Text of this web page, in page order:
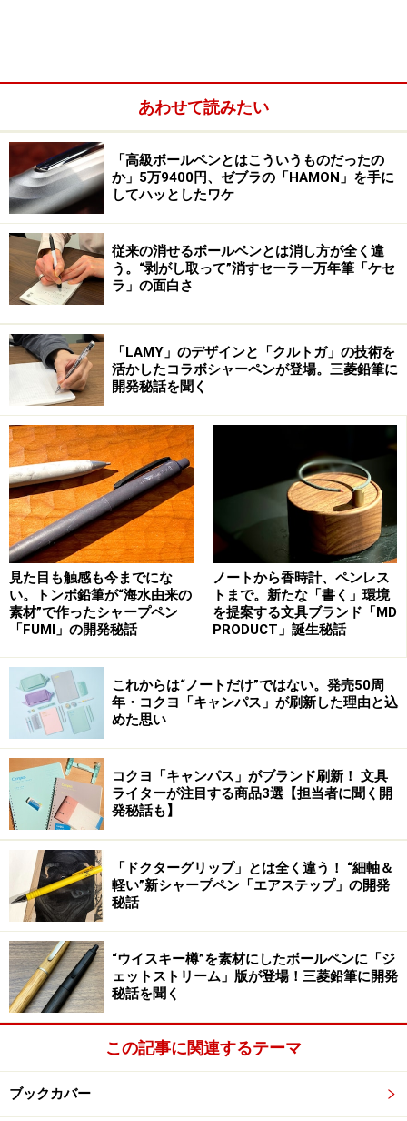
機器と云うより家具に近いからでしょう。機能は、どれ
もあまり変わりません。違うのは全体のデザインと、ケ
ーブルの処理方法、ケーブルが付属しているかどうか、
機器をどう置くように設計されているか、といったあた
りです。
台としての主張をしないデザインの魅力
る。
ライツの「コンプリートマルチチャージャー」が面白い
のは、台やトレイではなく、全面パネルを斜めにして、
そこにスマートフォンなどを置く仕様になっている事。
充電台、特に、綺麗にデザインされているタイプほど、
そこに置いてしまうと、それらの機器が見えにくくなる
ものが多いのですが、この仕様なら、そういう事もあり
ません。充電中のスマートフォンの画面も見やすく、そ
の場で操作する事も難しくありません。
シンプル過ぎるほど、何もないデザインですが、それだ
けに、充電するために幾つかの機器を置くと、ほとんど
台は隠れてしまいます。ルックスは、置かれているもの
のカッコ良さ次第になって、それは、自分で選んで買っ
て、愛用している機器だから見た目も問題ありません。
置いた機器の滑り止めになっているライン状のラバーが
かというと、機器というより、文房具っぽく見えるの
あわせて読みたい
「高級ボールペンとはこういうものだったの
か」5万9400円、ゼブラの「HAMON」を手に
してハッとしたワケ
従来の消せるボールペンとは消し方が全く違
う。“剥がし取って”消すセーラー万年筆「ケセ
ラ」の面白さ
「LAMY」のデザインと「クルトガ」の技術を
活かしたコラボシャーペンが登場。三菱鉛筆に
開発秘話を聞く
見た目も触感も今までにな
い。トンボ鉛筆が“海水由来の
素材”で作ったシャープペン
「FUMI」の開発秘話
ノートから香時計、ペンレス
トまで。新たな「書く」環境
を提案する文具ブランド「MD
PRODUCT」誕生秘話
これからは“ノートだけ”ではない。発売50周
年・コクヨ「キャンパス」が刷新した理由と込
めた思い
コクヨ「キャンパス」がブランド刷新！ 文具
ライターが注目する商品3選【担当者に聞く開
発秘話も】
「ドクターグリップ」とは全く違う！ “細軸＆
軽い”新シャープペン「エアステップ」の開発
秘話
“ウイスキー樽”を素材にしたボールペンに「ジ
ェットストリーム」版が登場！三菱鉛筆に開発
秘話を聞く
この記事に関連するテーマ
ブックカバー